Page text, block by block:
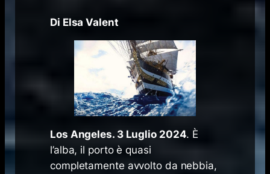
Di Elsa Valent
Los Angeles. 3 Luglio 2024. È
l’alba, il porto è quasi
completamente avvolto da nebbia,